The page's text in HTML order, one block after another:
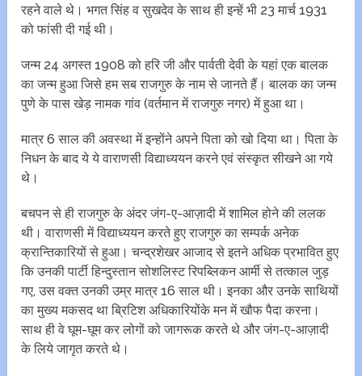
रहने वाले थे। भगत सिंह व सुखदेव के साथ ही इन्हें भी 23 मार्च 1931
को फांसी दी गई थी।
जन्म 24 अगस्त 1908 को हरि जी और पार्वती देवी के यहां एक बालक
का जन्म हुआ जिसे हम सब राजगुरु के नाम से जानते हैं। बालक का जन्म
पुणे के पास खेड़ नामक गांव (वर्तमान में राजगुरु नगर) में हुआ था।
मात्र 6 साल की अवस्था में इन्होंने अपने पिता को खो दिया था। पिता के
निधन के बाद ये ये वाराणसी विद्याध्ययन करने एवं संस्कृत सीखने आ गये
थे।
बचपन से ही राजगुरु के अंदर जंग-ए-आज़ादी में शामिल होने की ललक
थी। वाराणसी में विद्याध्ययन करते हुए राजगुरु का सम्पर्क अनेक
क्रान्तिकारियों से हुआ। चन्द्रशेखर आजाद से इतने अधिक प्रभावित हुए
कि उनकी पार्टी हिन्दुस्तान सोशलिस्ट रिपब्लिकन आर्मी से तत्काल जुड़
गए, उस वक्त उनकी उम्र मात्र 16 साल थी। इनका और उनके साथियों
का मुख्य मकसद था ब्रिटिश अधिकारियोंके मन में खौफ पैदा करना।
साथ ही वे घूम-घूम कर लोगों को जागरूक करते थे और जंग-ए-आज़ादी
के लिये जागृत करते थे।